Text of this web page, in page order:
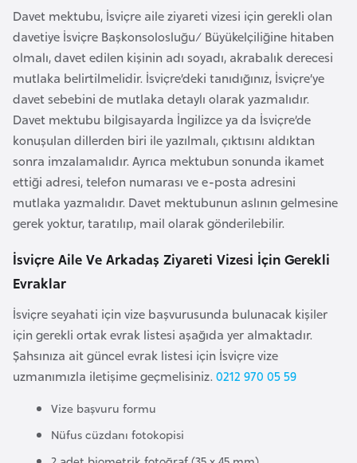
Davet mektubu, İsviçre aile ziyareti vizesi için gerekli olan
davetiye İsviçre Başkonsolosluğu/ Büyükelçiliğine hitaben
olmalı, davet edilen kişinin adı soyadı, akrabalık derecesi
mutlaka belirtilmelidir. İsviçre’deki tanıdığınız, İsviçre’ye
davet sebebini de mutlaka detaylı olarak yazmalıdır.
Davet mektubu bilgisayarda İngilizce ya da İsviçre’de
konuşulan dillerden biri ile yazılmalı, çıktısını aldıktan
sonra imzalamalıdır. Ayrıca mektubun sonunda ikamet
ettiği adresi, telefon numarası ve e-posta adresini
mutlaka yazmalıdır. Davet mektubunun aslının gelmesine
gerek yoktur, taratılıp, mail olarak gönderilebilir.
İsviçre Aile Ve Arkadaş Ziyareti Vizesi İçin Gerekli
Evraklar
İsviçre seyahati için vize başvurusunda bulunacak kişiler
için gerekli ortak evrak listesi aşağıda yer almaktadır.
Şahsınıza ait güncel evrak listesi için İsviçre vize
uzmanımızla iletişime geçmelisiniz. 0212 970 05 59
Vize başvuru formu
Nüfus cüzdanı fotokopisi
g
a
r
i
s
t
a
n
B
u
k
i
n
a
F